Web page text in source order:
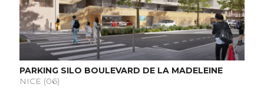
PARKING SILO BOULEVARD DE LA MADELEINE
NICE (06)